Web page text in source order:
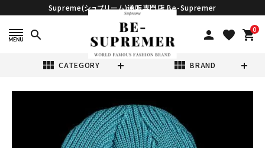
Supreme(シュプリーム)通販専門店 Be-Supremer
search person favorite 0
shopping_cart
view_module CATEGORY view_module BRAND